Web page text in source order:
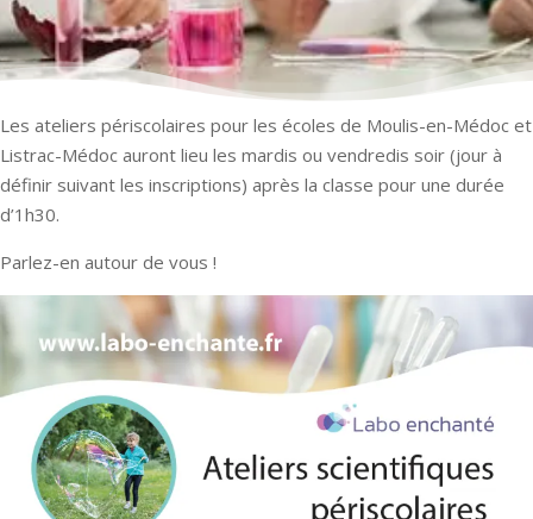
Les ateliers périscolaires pour les écoles de Moulis-en-Médoc et
Listrac-Médoc auront lieu les mardis ou vendredis soir (jour à
définir suivant les inscriptions) après la classe pour une durée
d’1h30.
Parlez-en autour de vous !